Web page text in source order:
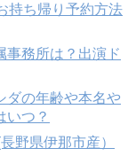
持ち帰り予約方法
事務所は？出演ド
ダの年齢や本名や
いつ？
野県伊那市産）